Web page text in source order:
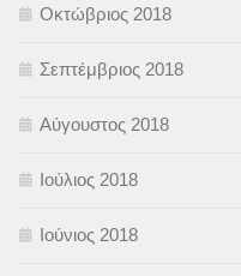
Οκτώβριος 2018
Σεπτέμβριος 2018
Αύγουστος 2018
Ιούλιος 2018
Ιούνιος 2018